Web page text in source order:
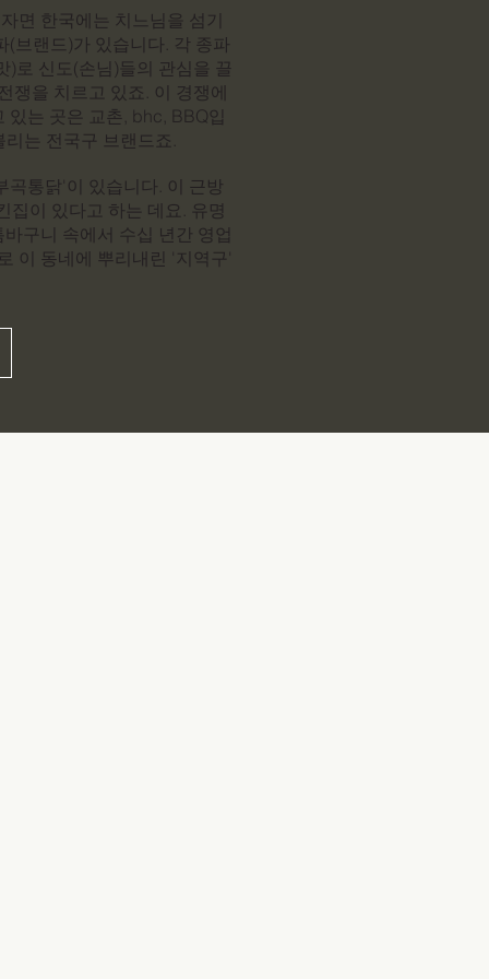
면 한국에는 치느님을 섬기
(브랜드)가 있습니다. 각 종파
)로 신도(손님)들의 관심을 끌
쟁을 치르고 있죠. 이 경쟁에
있는 곳은 교촌, bhc, BBQ입
는 전국구 브랜드죠.
곡통닭'이 있습니다. 이 근방
집이 있다고 하는 데요. 유명
구니 속에서 수십 년간 영업
이 동네에 뿌리내린 '지역구'